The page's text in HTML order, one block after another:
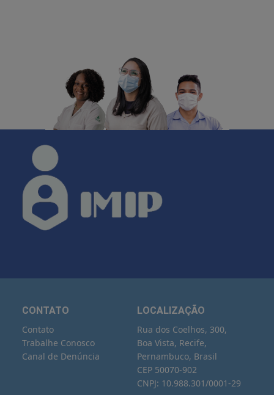
CONTATO
Contato
Trabalhe Conosco
Canal de Denúncia
LOCALIZAÇÃO
Rua dos Coelhos, 300,
Boa Vista, Recife,
Pernambuco, Brasil
CEP 50070-902
CNPJ: 10.988.301/0001-29